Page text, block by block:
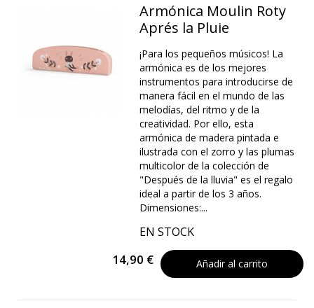
Armónica Moulin Roty
Aprés la Pluie
¡Para los pequeños músicos! La
armónica es de los mejores
instrumentos para introducirse de
manera fácil en el mundo de las
melodías, del ritmo y de la
creatividad. Por ello, esta
armónica de madera pintada e
ilustrada con el zorro y las plumas
multicolor de la colección de
"Después de la lluvia" es el regalo
ideal a partir de los 3 años.
Dimensiones:...
EN STOCK
14,90 € Añadir al carrito